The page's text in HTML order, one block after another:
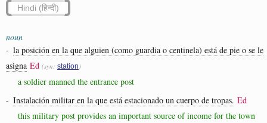
Hindi (हिन्दी)
noun
- la posición en la que alguien (como guardia o centinela) está de pie o se le
asigna Ed (syn: station )
a soldier manned the entrance post
- Instalación militar en la que está estacionado un cuerpo de tropas. Ed
this military post provides an important source of income for the town